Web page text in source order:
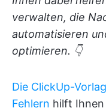
verwalten, die
automatisieren
optimieren. 👇
Die ClickUp-
Fehlern hilft